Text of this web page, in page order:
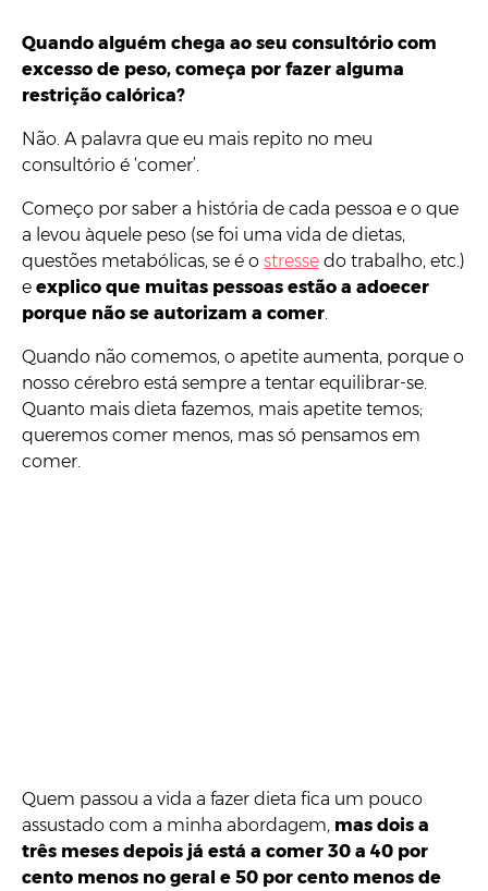
Quando alguém chega ao seu consultório com
excesso de peso, começa por fazer alguma
restrição calórica?
Não. A palavra que eu mais repito no meu
consultório é ‘comer’.
Começo por saber a história de cada pessoa e o que
a levou àquele peso (se foi uma vida de dietas,
questões metabólicas, se é o stresse do trabalho, etc.)
e explico que muitas pessoas estão a adoecer
porque não se autorizam a comer
Quando não comemos, o apetite aumenta, porque o
nosso cérebro está sempre a tentar equilibrar-se.
Quanto mais dieta fazemos, mais apetite temos;
queremos comer menos, mas só pensamos em
comer.
Quem passou a vida a fazer dieta fica um pouco
assustado com a minha abordagem, mas dois a
três meses depois já está a comer 30 a 40 por
cento menos no geral e 50 por cento menos de